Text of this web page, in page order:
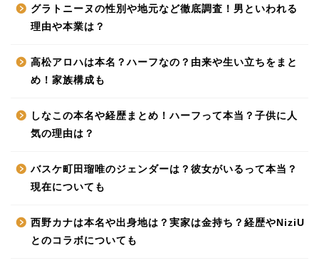
グラトニーヌの性別や地元など徹底調査！男といわれる
理由や本業は？
高松アロハは本名？ハーフなの？由来や生い立ちをまと
め！家族構成も
しなこの本名や経歴まとめ！ハーフって本当？子供に人
気の理由は？
バスケ町田瑠唯のジェンダーは？彼女がいるって本当？
現在についても
西野カナは本名や出身地は？実家は金持ち？経歴やNiziU
とのコラボについても